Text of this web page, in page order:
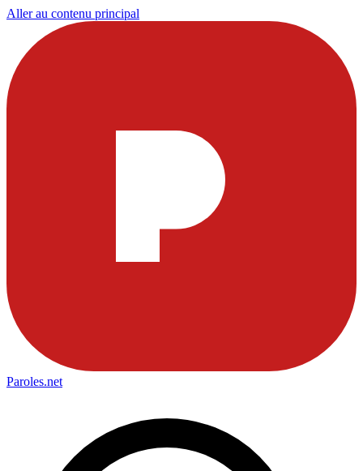
Aller au contenu principal
Paroles.net